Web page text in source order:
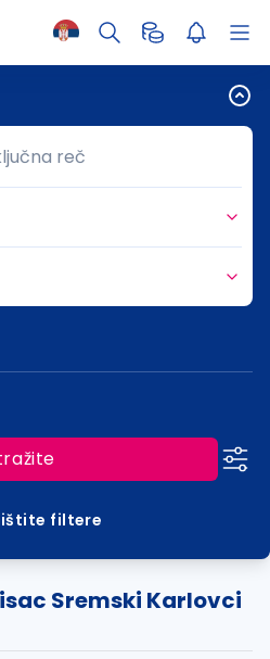
reč
reč
filtere
Sremski Karlovci